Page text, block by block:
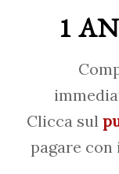
1
Clicca sul
pagare con